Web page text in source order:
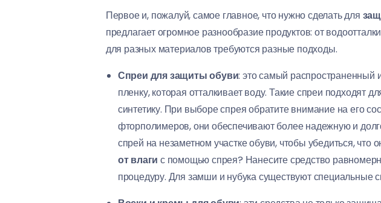
Первое и, пожалуй, самое главное, что нужно сделать для
предлагает огромное разнообразие продуктов: от
для разных материалов требуются разные подходы.
Спреи для защиты обуви: это самый распространенный
пленку, которая отталкивает воду. Такие спреи подходят
синтетику. При выборе спрея обратите внимание на его
фторполимеров, они обеспечивают более надежную и
спрей на незаметном участке обуви, чтобы убедиться, что
от влаги с помощью спрея? Нанесите средство
процедуру. Для замши и нубука существуют специальные